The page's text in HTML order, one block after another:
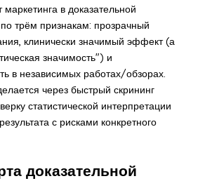
маркетинга в доказательной
трём признакам: прозрачный
клинически значимый эффект (а
значимость") и
в независимых работах/обзорах.
через быстрый скрининг
статистической интерпретации
с рисками конкретного
доказательной